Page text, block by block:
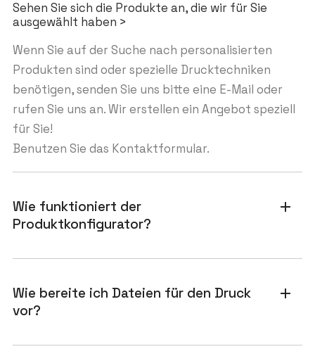
Sehen Sie sich die Produkte an, die wir für Sie
ausgewählt haben >
Wenn Sie auf der Suche nach personalisierten
Produkten sind oder spezielle Drucktechniken
benötigen, senden Sie uns bitte eine E-Mail oder
rufen Sie uns an. Wir erstellen ein Angebot speziell
für Sie!
Benutzen Sie das Kontaktformular.
Wie funktioniert der
Produktkonfigurator?
add
Wie bereite ich Dateien für den Druck
vor?
add